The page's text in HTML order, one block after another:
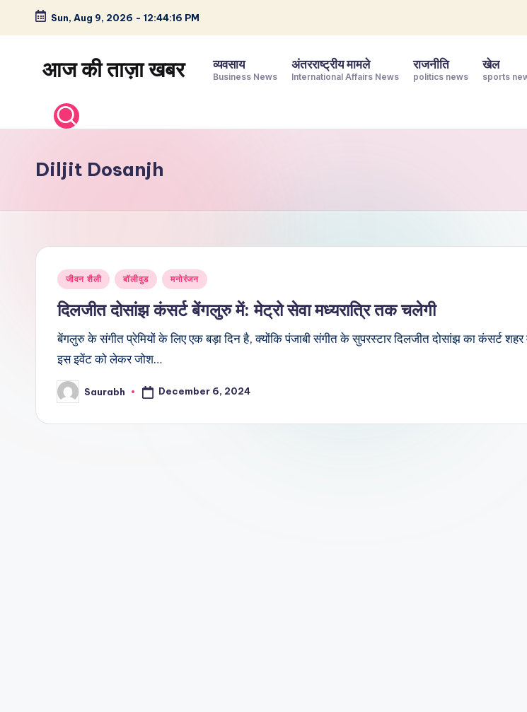
Skip
content
Sun, Aug 9, 2026 - 12:44:17 PM
आज की ताज़ा खबर
समाचार
–
और
विश्व
व्यवसाय
Business News
अंतरराष्ट्रीय मामले
International Affairs News
राजनीति
politics news
खेल
sports
Diljit Dosanjh
Posted
in
जीवन शैली बॉलीवुड मनोरंजन
दिलजीत दोसांझ कंसर्ट बेंगलुरु में: मेट्रो सेवा मध्यरात्रि तक चलेगी
बेंगलुरु के संगीत प्रेमियों के लिए एक बड़ा दिन है, क्योंकि पंजाबी संगीत के सुपरस्टार दिलजीत दोसांझ का कंसर्ट शहर
इस इवेंट को लेकर जोश…
Posted
by
Saurabh December 6, 2024